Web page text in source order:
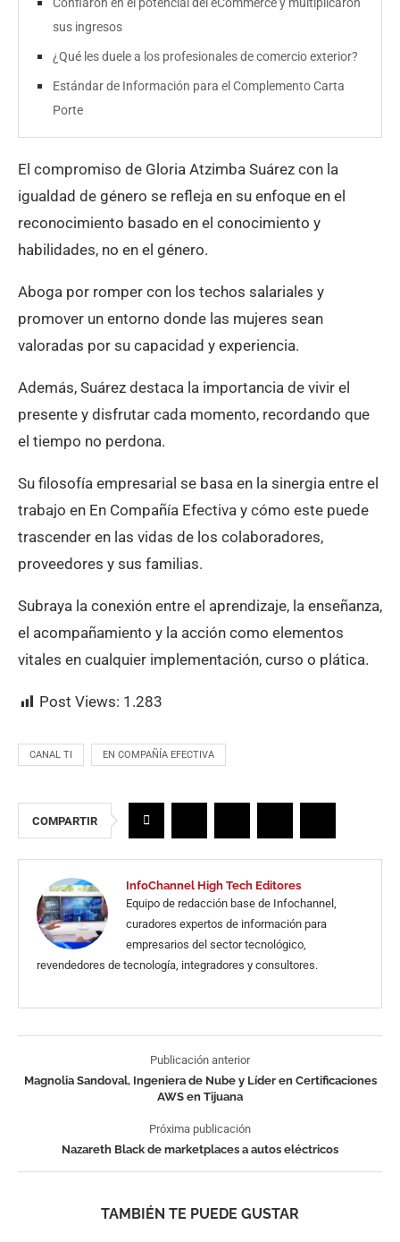
Confiaron en el potencial del eCommerce y multiplicaron
sus ingresos
¿Qué les duele a los profesionales de comercio exterior?
Estándar de Información para el Complemento Carta
Porte
El compromiso de Gloria Atzimba Suárez con la
igualdad de género se refleja en su enfoque en el
reconocimiento basado en el conocimiento y
habilidades, no en el género.
Aboga por romper con los techos salariales y
promover un entorno donde las mujeres sean
valoradas por su capacidad y experiencia.
Además, Suárez destaca la importancia de vivir el
presente y disfrutar cada momento, recordando que
el tiempo no perdona.
Su filosofía empresarial se basa en la sinergia entre el
trabajo en En Compañía Efectiva y cómo este puede
trascender en las vidas de los colaboradores,
proveedores y sus familias.
Subraya la conexión entre el aprendizaje, la enseñanza,
el acompañamiento y la acción como elementos
vitales en cualquier implementación, curso o plática.
Post Views: 1.283
CANAL TI EN COMPAÑÍA EFECTIVA
COMPARTIR
InfoChannel High Tech Editores
Equipo de redacción base de Infochannel,
curadores expertos de información para
empresarios del sector tecnológico,
revendedores de tecnología, integradores y consultores.
Publicación anterior
Magnolia Sandoval, Ingeniera de Nube y Líder en Certificaciones
AWS en Tijuana
Próxima publicación
Nazareth Black de marketplaces a autos eléctricos
TAMBIÉN TE PUEDE GUSTAR